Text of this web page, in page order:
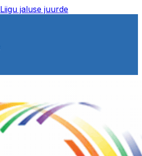
Liigu jaluse juurde